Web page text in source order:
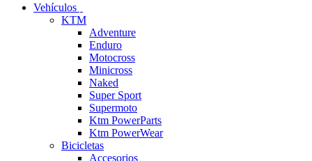
Vehículos
KTM
Adventure
Enduro
Motocross
Minicross
Naked
Super Sport
Supermoto
Ktm PowerParts
Ktm PowerWear
Bicicletas
Accesorios